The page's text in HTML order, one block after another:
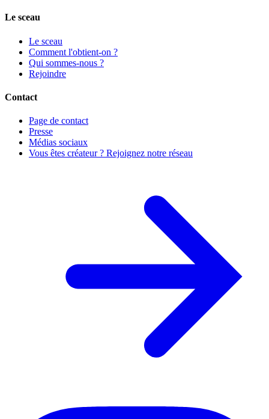
Le sceau
Le sceau
Comment l'obtient-on ?
Qui sommes-nous ?
Rejoindre
Contact
Page de contact
Presse
Médias sociaux
Vous êtes créateur ? Rejoignez notre réseau